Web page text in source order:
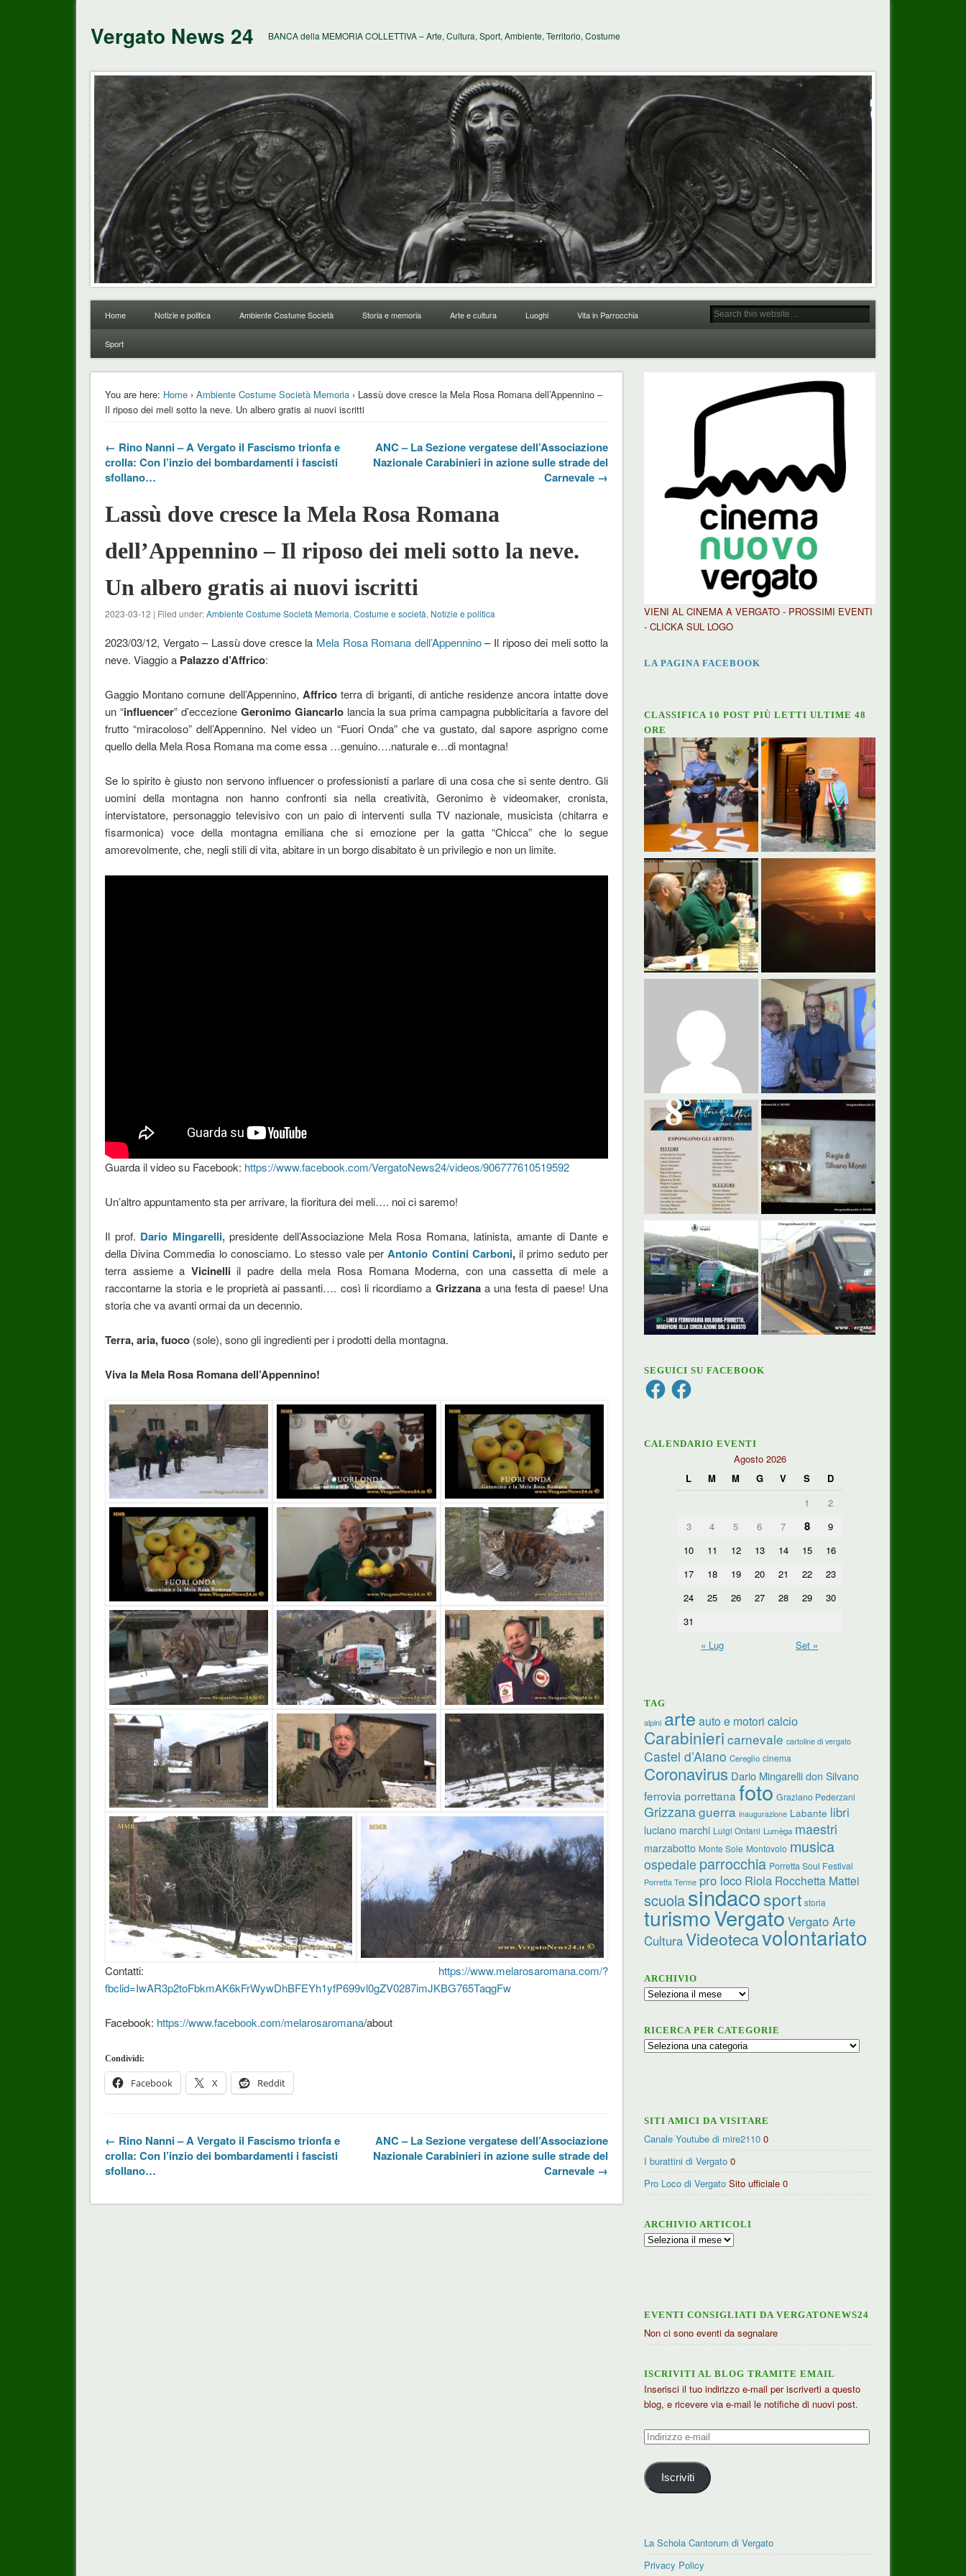
Vergato News 24 BANCA della MEMORIA COLLETTIVA – Arte, Cultura, Sport, Ambiente, Territorio, Costume
Home Notizie e politica Ambiente Costume Società Storia e memoria Arte e cultura Luoghi Vita in Parrocchia
Sport
You are here: Home› Ambiente Costume Società Memoria› Lassù dove cresce la Mela Rosa Romana dell’Appennino –
Il riposo dei meli sotto la neve. Un albero gratis ai nuovi iscritti
← Rino Nanni – A Vergato il Fascismo trionfa e
crolla: Con l’inzio dei bombardamenti i fascisti
sfollano…
ANC – La Sezione vergatese dell’Associazione
Nazionale Carabinieri in azione sulle strade del
Carnevale →
Lassù dove cresce la Mela Rosa Romana
dell’Appennino – Il riposo dei meli sotto la neve.
Un albero gratis ai nuovi iscritti
2023-03-12 | Filed under:Ambiente Costume Società Memoria, Costume e società, Notizie e politica
2023/03/12, Vergato – Lassù dove cresce la Mela Rosa Romana dell’Appennino– Il riposo dei meli sotto la
neve. Viaggio a Palazzo d’Affrico:
Gaggio Montano comune dell’Appennino, Affricoterra di briganti, di antiche residenze ancora intatte dove
un “influencer” d’eccezione Geronimo Giancarlolancia la sua prima campagna pubblicitaria a favore del
frutto “miracoloso” dell’Appennino. Nel video un “Fuori Onda” che va gustato, dal sapore asprigno come
quello della Mela Rosa Romana ma come essa …genuino….naturale e…di montagna!
Se lo spirito è giusto non servono influencer o professionisti a parlare di una cosa che si sente dentro. Gli
uomini della montagna non hanno confronti sia nella creatività, Geronimo è videomaker, cronista,
intervistatore, personaggio televisivo con un paio di interventi sulla TV nazionale, musicista (chitarra e
fisarmonica) voce della montagna emiliana che si emozione per la gatta “Chicca” che lo segue
amorevolmente, che, negli stili di vita, abitare in un borgo disabitato è un privilegio e non un limite.
Guarda il video su Facebook: https://www.facebook.com/VergatoNews24/videos/906777610519592
Un’altro appuntamento sta per arrivare, la fioritura dei meli…. noi ci saremo!
Il prof. Dario Mingarelli,presidente dell’Associazione Mela Rosa Romana, latinista, amante di Dante e
della Divina Commedia lo conosciamo. Lo stesso vale per Antonio Contini Carboni,il primo seduto per
terra assieme a Vicinelliil padre della mela Rosa Romana Moderna, con una cassetta di mele a
raccontarne la storia e le proprietà ai passanti…. così li ricordiamo a Grizzanaa una festa di paese! Una
storia che va avanti ormai da un decennio.
Terra, aria, fuoco(sole), sono gli ingredienti per i prodotti della montagna.
Viva la Mela Rosa Romana dell’Appennino!
Contatti: https://www.melarosaromana.com/?
fbclid=IwAR3p2toFbkmAK6kFrWywDhBFEYh1yfP699vl0gZV0287imJKBG765TaqgFw
Facebook: https://www.facebook.com/melarosaromana/about
Condividi:
Facebook X Reddit
← Rino Nanni – A Vergato il Fascismo trionfa e
crolla: Con l’inzio dei bombardamenti i fascisti
sfollano…
ANC – La Sezione vergatese dell’Associazione
Nazionale Carabinieri in azione sulle strade del
Carnevale →
VIENI AL CINEMA A VERGATO - PROSSIMI EVENTI
- CLICKA SUL LOGO
LA PAGINA FACEBOOK
CLASSIFICA 10 POST PIÙ LETTI ULTIME 48
ORE
SEGUICI SU FACEBOOK
FacebookFacebook
CALENDARIO EVENTI
Agosto 2026
L
M M G V S
D
1
2
3
4 5 6 7 8
9
10
11 12 13 14 15
16
17
18 19 20 21 22
23
24
25 26 27 28 29
30
31
« Lug
Set »
TAG
alpini arte auto e motori calcio
Carabinieri carnevale cartoline di vergato
Castel d’Aiano Cereglio cinema
Coronavirus Dario Mingarelli don Silvano
ferrovia porrettana foto Graziano Pederzani
Grizzanaguerra inaugurazione Labante libri
luciano marchi Luigi Ontani Lumèga maestri
marzabotto Monte Sole Montovolo musica
ospedale parrocchia Porretta Soul Festival
Porretta Terme pro loco Riola Rocchetta Mattei
scuolasindacosport storia
turismoVergato Vergato Arte
CulturaVideotecavolontariato
ARCHIVIO
Archivio
RICERCA PER CATEGORIE
Ricerca
SITI AMICI DA VISITARE
Canale Youtube di mire2110 0
I burattini di Vergato 0
Pro Loco di Vergato Sito ufficiale 0
ARCHIVIO ARTICOLI
Archivio
EVENTI CONSIGLIATI DA VERGATONEWS24
Non ci sono eventi da segnalare
ISCRIVITI AL BLOG TRAMITE EMAIL
Inserisci il tuo indirizzo e-mail per iscriverti a questo
blog, e ricevere via e-mail le notifiche di nuovi post.
Indirizzo
mail
Iscriviti
La Schola Cantorum di Vergato
Privacy Policy